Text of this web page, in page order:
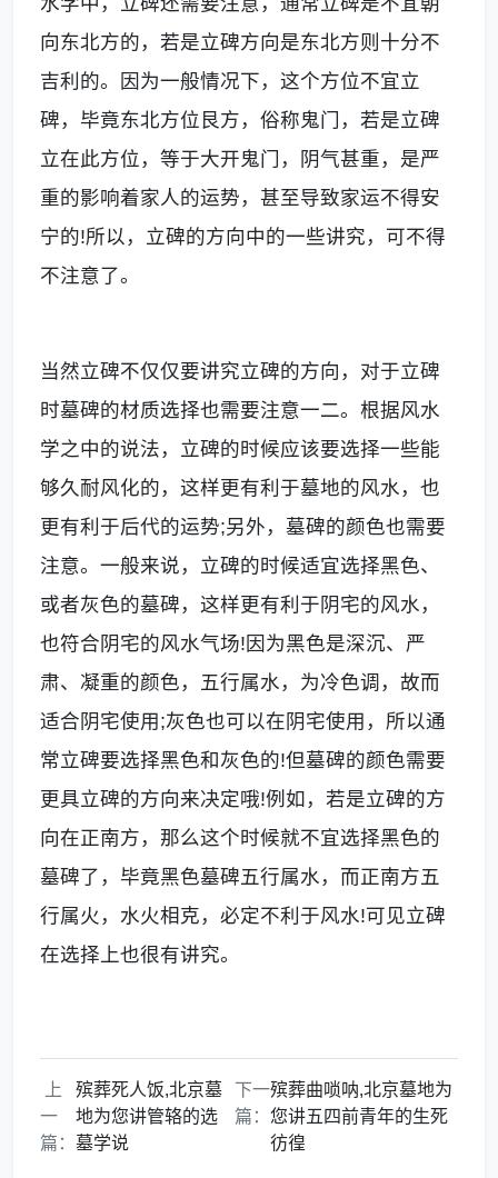
向东北方的，若是立碑方向是东北方则十分不
吉利的。因为一般情况下，这个方位不宜立
碑，毕竟东北方位艮方，俗称鬼门，若是立碑
立在此方位，等于大开鬼门，阴气甚重，是严
重的影响着家人的运势，甚至导致家运不得安
宁的!所以，立碑的方向中的一些讲究，可不得
不注意了。
当然立碑不仅仅要讲究立碑的方向，对于立碑
时墓碑的材质选择也需要注意一二。根据风水
学之中的说法，立碑的时候应该要选择一些能
够久耐风化的，这样更有利于墓地的风水，也
更有利于后代的运势;另外，墓碑的颜色也需要
注意。一般来说，立碑的时候适宜选择黑色、
或者灰色的墓碑，这样更有利于阴宅的风水，
也符合阴宅的风水气场!因为黑色是深沉、严
肃、凝重的颜色，五行属水，为冷色调，故而
适合阴宅使用;灰色也可以在阴宅使用，所以通
常立碑要选择黑色和灰色的!但墓碑的颜色需要
更具立碑的方向来决定哦!例如，若是立碑的方
向在正南方，那么这个时候就不宜选择黑色的
墓碑了，毕竟黑色墓碑五行属水，而正南方五
行属火，水火相克，必定不利于风水!可见立碑
在选择上也很有讲究。
上
一
篇：
殡葬死人饭,北京墓
地为您讲管辂的选
墓学说
下一
篇：
殡葬曲唢呐,北京墓地为
您讲五四前青年的生死
彷徨